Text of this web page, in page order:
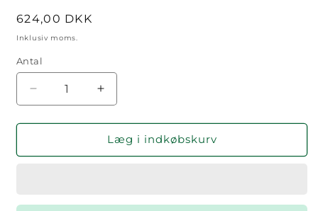
Normalpris
624,00 DKK
Inklusiv moms.
Antal
Antal
Reducer
antallet
for
Moppesæt
Øg
antallet
for
Biosol
Moppesæt
Læg i indkøbskurv